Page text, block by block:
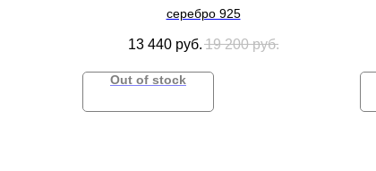
серебро 925
13 440 руб. 19 200 руб.
Out of stock